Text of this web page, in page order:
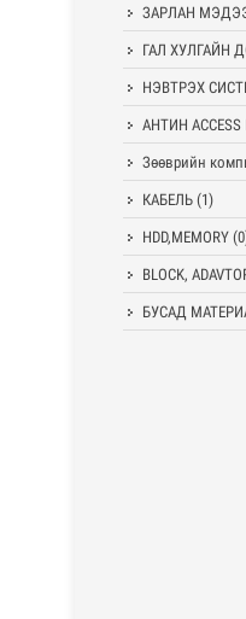
ЗАРЛАН
ГАЛ ХУЛГАЙН
НЭВТРЭХ
АНТИН ACCESS
Зөөврийн
КАБЕЛЬ (1)
HDD,MEMORY
BLOCK,
БУСАД